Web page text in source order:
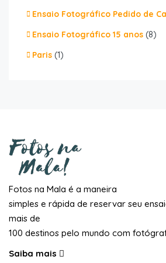
Ensaio Fotográfico Pedido de
Ensaio Fotográfico 15 anos (8)
Paris (1)
Fotos na Mala é a maneira
simples e rápida de reservar seu
mais de
100 destinos pelo mundo com
Saiba mais